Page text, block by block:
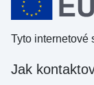
Tyto internetové
Jak